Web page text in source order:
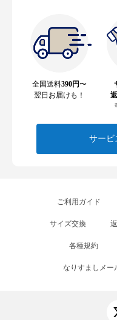
全国送料390円〜
翌日お届けも！
サービ
ご利用ガイド
サイズ交換
各種規約
なりすましメー